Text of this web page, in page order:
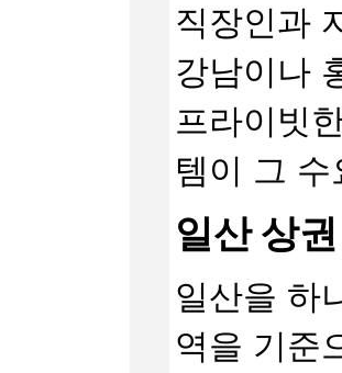
직장인과
강남이나
프라이빗
템이 그
일산 상
일산을 하
역을 기준